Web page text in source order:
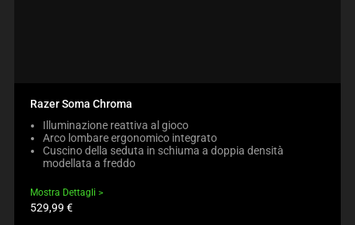
Razer Soma Chroma
Illuminazione reattiva al gioco
Arco lombare ergonomico integrato
Cuscino della seduta in schiuma a doppia densità
modellata a freddo
Mostra Dettagli
Prezzo
prodotto:
529,99 €